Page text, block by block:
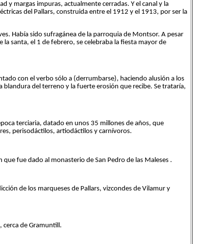
y margas impuras, actualmente cerradas. Y el canal y la
del Pallars, construida entre el 1912 y el 1913, por ser la
Había sido sufragánea de la parroquia de Montsor. A pesar
santa, el 1 de febrero, se celebraba la fiesta mayor de
con el verbo sólo a (derrumbarse), haciendo alusión a los
del terreno y la fuerte erosión que recibe. Se trataría,
terciaria, datado en unos 35 millones de años, que
perisodáctilos, artiodáctilos y carnívoros.
fue dado al monasterio de San Pedro de las Maleses .
de los marqueses de Pallars, vizcondes de Vilamur y
cerca de Gramuntill.